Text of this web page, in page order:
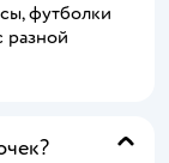
футболки
разной